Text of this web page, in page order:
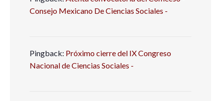
Consejo Mexicano De Ciencias Sociales -
Pingback: Próximo cierre del IX Congreso
Nacional de Ciencias Sociales -